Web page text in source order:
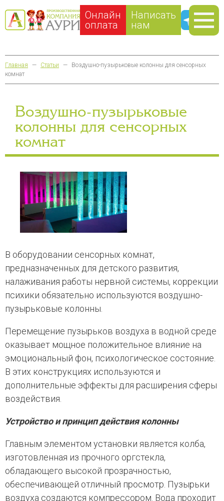
Онлайн
оплата
Написать
нам
Главная — Статьи —
Воздушно-пузырьковые колонны для сенсорных
комнат
Воздушно-пузырьковые
колонны для сенсорных
комнат
В оборудовании сенсорных комнат,
предназначенных для детского развития,
налаживания работы нервной системы, коррекции
психики обязательно используются воздушно-
пузырьковые колонны.
Перемещение пузырьков воздуха в водной среде
оказывает мощное положительное влияние на
эмоциональный фон, психологическое состояние.
В этих конструкциях используются и
дополнительные эффекты для расширения сферы
воздействия.
Устройство и принцип действия колонны
Главным элементом установки является колба,
изготовленная из прочного оргстекла,
обладающего высокой прозрачностью,
обеспечивающей отличный просмотр. Пузырьки
воздуха создаются компрессором. Вода проходит